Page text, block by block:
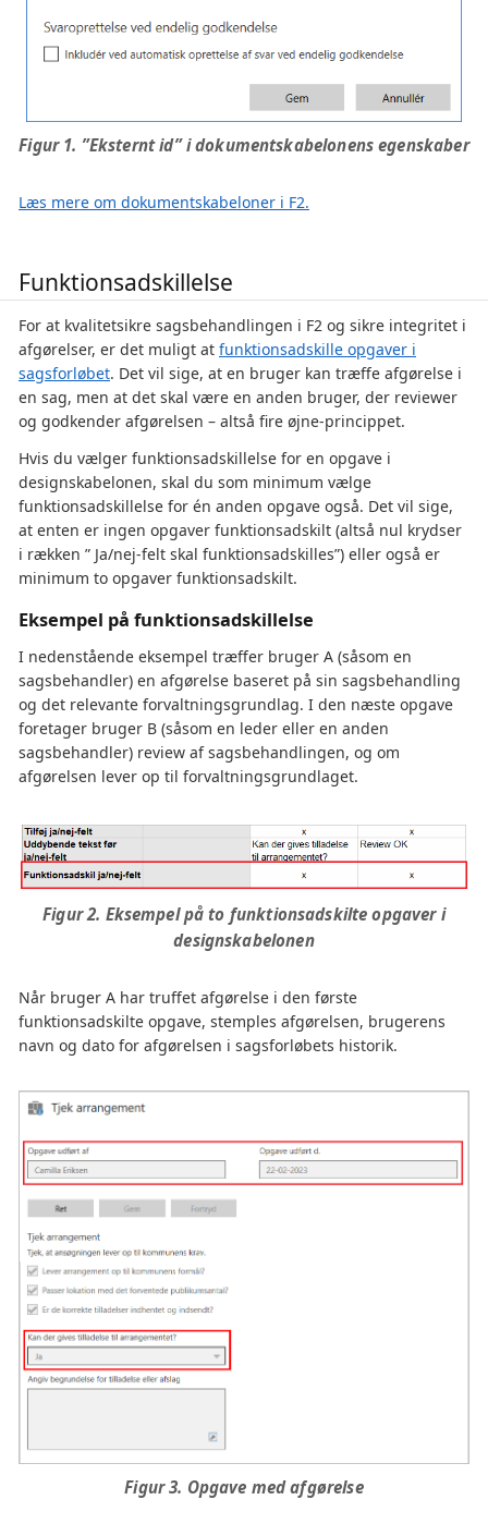
Figur 1. ”Eksternt id” i dokumentskabelonens egenskaber
Læs mere om dokumentskabeloner i F2.
Funktionsadskillelse
For at kvalitetsikre sagsbehandlingen i F2 og sikre integritet i
afgørelser, er det muligt at funktionsadskille opgaver i
sagsforløbet. Det vil sige, at en bruger kan træffe afgørelse i
en sag, men at det skal være en anden bruger, der reviewer
og godkender afgørelsen – altså fire øjne-princippet.
Hvis du vælger funktionsadskillelse for en opgave i
designskabelonen, skal du som minimum vælge
funktionsadskillelse for én anden opgave også. Det vil sige,
at enten er ingen opgaver funktionsadskilt (altså nul krydser
i rækken ” Ja/nej-felt skal funktionsadskilles”) eller også er
minimum to opgaver funktionsadskilt.
Eksempel på funktionsadskillelse
I nedenstående eksempel træffer bruger A (såsom en
sagsbehandler) en afgørelse baseret på sin sagsbehandling
og det relevante forvaltningsgrundlag. I den næste opgave
foretager bruger B (såsom en leder eller en anden
sagsbehandler) review af sagsbehandlingen, og om
afgørelsen lever op til forvaltningsgrundlaget.
Figur 2. Eksempel på to funktionsadskilte opgaver i
designskabelonen
Når bruger A har truffet afgørelse i den første
funktionsadskilte opgave, stemples afgørelsen, brugerens
navn og dato for afgørelsen i sagsforløbets historik.
Figur 3. Opgave med afgørelse